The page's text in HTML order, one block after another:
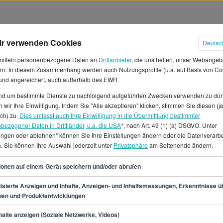
in Bochum
tätig bist, mit einem
Stundenlohn beläuft sich
2.950 € verdienen.*
€ und 43.000 €.Wir
Bochum für dich bereit.Du
gleichermaßen für
als IT-Kaufmann/frau in
verwenden Cookies
personenbezogene Daten an Drittanbieter, die uns helfen, unser
In diesem Zusammenhang werden auch Nutzungsprofile (u.a. auf Basis von
angereichert, auch außerhalb des EWR.
um bestimmte Dienste zu nachfolgend aufgeführten Zwecken verwenden zu
wir Ihre Einwilligung. Indem Sie "Alle akzeptieren" klicken, stimmen Sie diesen
zu. Dies umfasst auch Ihre Einwilligung in die Übermittlung bestimmter
Daten in Drittländer, u.a. die USA*, nach Art. 49 (1) (a) DSGVO. Unter
oder ablehnen" können Sie Ihre Einstellungen ändern oder die
Sie können Ihre Auswahl jederzeit unter Privatsphäream Seitenende ändern.
auf einem Gerät speichern und/oder abrufen
Anzeigen und Inhalte, Anzeigen- und Inhaltsmessungen, Erkenntnisse
und Produktentwicklungen
anzeigen (Soziale Netzwerke, Videos)